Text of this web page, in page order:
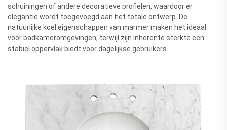
schuiningen of andere decoratieve profielen, waardoor er
elegantie wordt toegevoegd aan het totale ontwerp. De
natuurlijke koel eigenschappen van marmer maken het ideaal
voor badkameromgevingen, terwijl zijn inherente sterkte een
stabiel oppervlak biedt voor dagelijkse gebruikers.